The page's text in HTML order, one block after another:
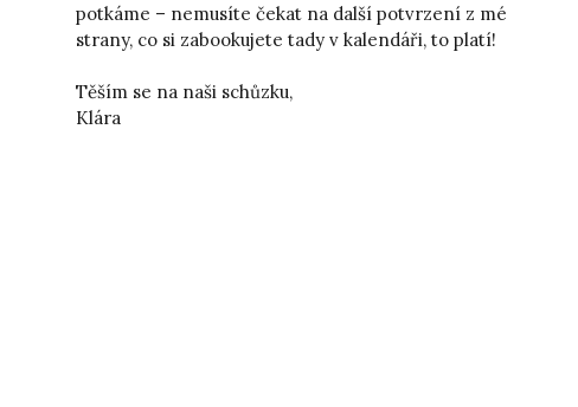
potkáme – nemusíte čekat na další potvrzení z mé
strany, co si zabookujete tady v kalendáři, to platí!
Těším se na naši schůzku,
Klára